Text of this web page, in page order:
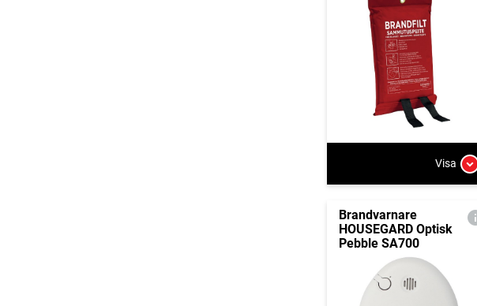
Visa
Brandvarnare
HOUSEGARD Optisk
Pebble SA700